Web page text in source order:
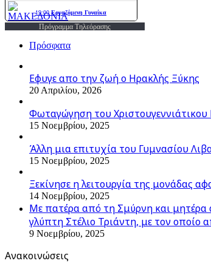
Πρόγραμμα Τηλεόρασης
Πρόσφατα
Εφυγε απο την ζωή o Ηρακλής Ξύκης
20 Απριλίου, 2026
Φωταγώγηση του
15 Νοεμβρίου, 2025
Άλλη μια επιτυχία του Γυμνασίου
15 Νοεμβρίου, 2025
Ξεκίνησε η λειτουργία της μονάδας
14 Νοεμβρίου, 2025
Με πατέρα από τη Σμύρνη και μητέρα
γλύπτη Στέλιο Τριάντη, με τον οποίο
9 Νοεμβρίου, 2025
Ανακοινώσεις